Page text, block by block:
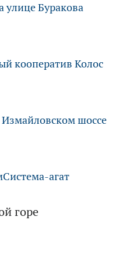
улице Буракова
кооператив Колос
шоссе
агат
горе